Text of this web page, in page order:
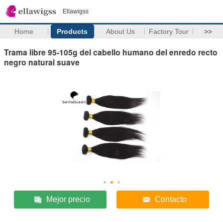
Ellawigss
Home Products About Us Factory Tour >>
Trama libre 95-105g del cabello humano del enredo recto
negro natural suave
Mejor precio Contacto